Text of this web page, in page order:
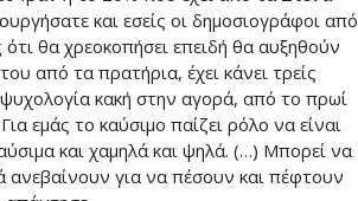
και εσείς οι δημοσιογράφοι από
θα χρεοκοπήσει επειδή θα αυξηθούν
από τα πρατήρια, έχει κάνει τρείς
κακή στην αγορά, από το πρωί
εμάς το καύσιμο παίζει ρόλο να είναι
και χαμηλά και ψηλά. (…) Μπορεί να
ανεβαίνουν για να πέσουν και πέφτουν